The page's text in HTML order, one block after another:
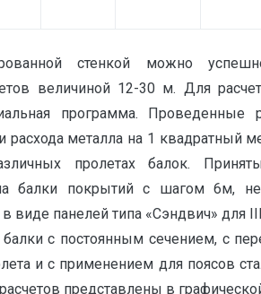
стенкой можно
величиной 12-30 м. Для
программа. Проведенные
расхода металла на 1 квадратный
пролетах балок.
балки покрытий с шагом 6м,
виде панелей типа «Сэндвич» для
с постоянным сечением, с
и с применением для поясов
представлены в